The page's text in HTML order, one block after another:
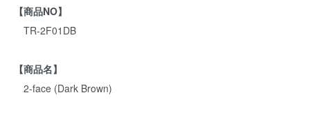
【商品NO】
TR-2F01DB
【商品名】
2-face (Dark Brown)